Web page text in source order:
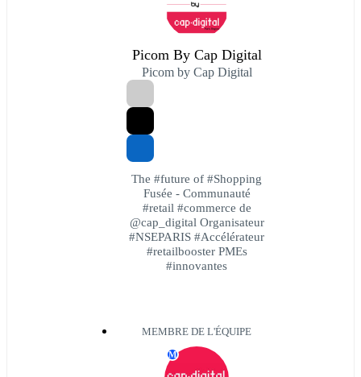
Picom By Cap Digital
Picom by Cap Digital
The #future of #Shopping
Fusée - Communauté
#retail #commerce de
@cap_digital Organisateur
#NSEPARIS #Accélérateur
#retailbooster PMEs
#innovantes
MEMBRE DE L'ÉQUIPE
M